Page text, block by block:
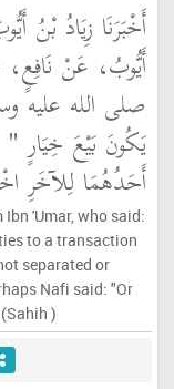
أَخْبَرَنَا زِيَادُ بْنُ
أَيُّوبُ، عَنْ
صلى الله عليه
يَكُونَ بَيْعَ خِيَارٍ
أَحَدُهُمَا لِلآخَرِ
'Umar, who said:
to a transaction
separated or
Nafi said: "Or
)